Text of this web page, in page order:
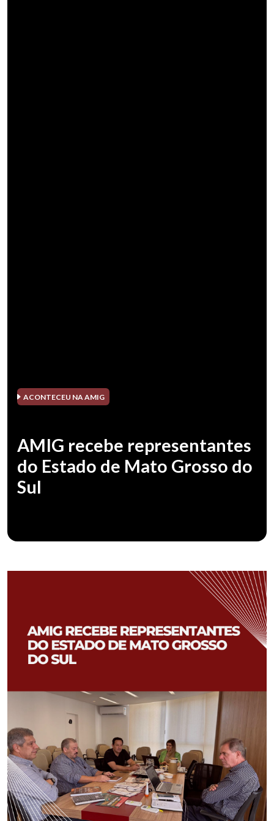
ACONTECEU NA AMIG
AMIG recebe representantes
do Estado de Mato Grosso do
Sul